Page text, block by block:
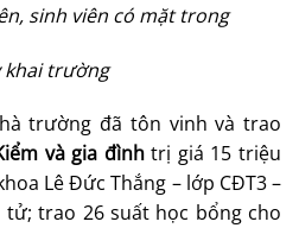
sinh viên có mặt trong
khai trường
trường đã tôn vinh và trao
và gia đìnhtrị giá 15 triệu
Lê Đức Thắng – lớp CĐT3 –
tử; trao 26 suất học bổng cho